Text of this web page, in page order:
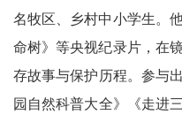
名牧区、乡村中小学生。
命树》等央视纪录片，在
存故事与保护历程。参与
园自然科普大全》《走进